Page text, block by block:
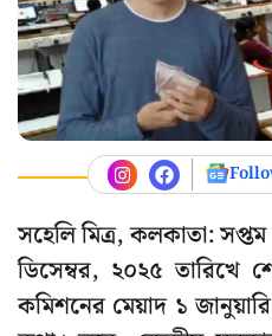
সহেলি মিত্র, কলকাতা:
ডিসেম্বর, ২০২৫ তারিখে
কমিশনের মেয়াদ ১